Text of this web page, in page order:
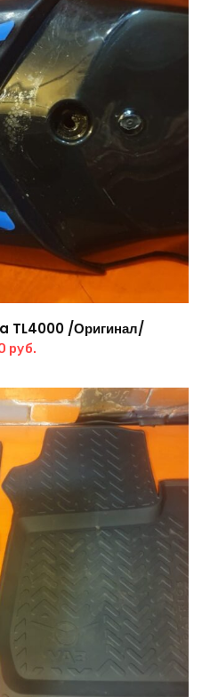
TL4000 /Оригинал/
руб.